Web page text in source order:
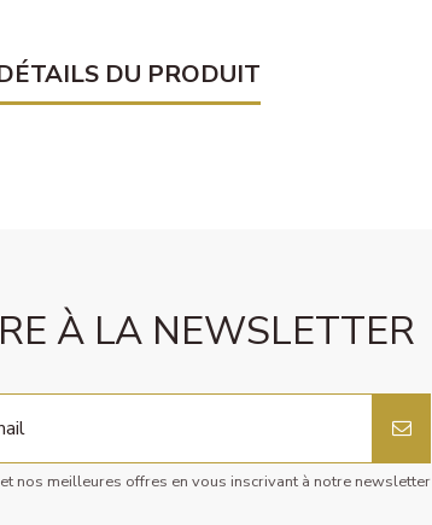
DU PRODUIT
À LA NEWSLETTER
nos meilleures offres en vous inscrivant à notre newsletter